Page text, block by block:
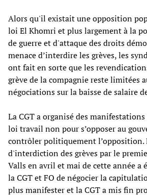
Alors qu'il existait une opposition
loi El Khomri et plus largement à la
de guerre et d'attaque des droits
menace d’interdire les grèves, les
ont fait en sorte que les
grève de la compagnie reste limitées
négociations sur la baisse de salaire
La CGT a organisé des
loi travail non pour s’opposer au
contrôler politiquement l’opposition.
d'interdiction des grèves par le
Valls en avril et mai de cette année a
la CGT et FO de négocier la
plus manifester et la CGT a mis fin